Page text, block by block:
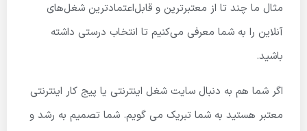
مثال ما چند تا از معتبرترین و قابل‌اعتمادترین شغل‌های
آنلاین را به شما معرفی می‌کنیم تا انتخاب درستی داشته
باشید.
اگر شما هم به دنبال سایت شغل اینترنتی یا پیج کار اینترنتی
معتبر هستید به شما تبریک می گویم. شما تصمیم به رشد و